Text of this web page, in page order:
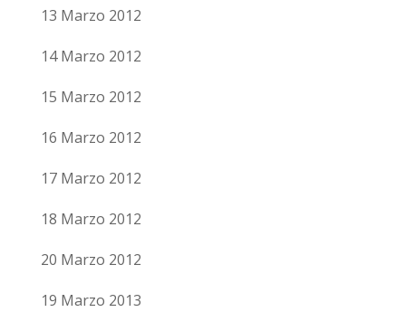
13 Marzo 2012
14 Marzo 2012
15 Marzo 2012
16 Marzo 2012
17 Marzo 2012
18 Marzo 2012
20 Marzo 2012
19 Marzo 2013